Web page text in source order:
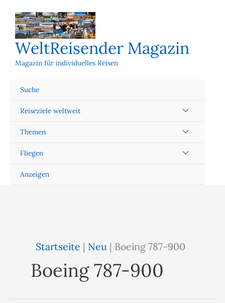
Inhalt
springen
WeltReisender Magazin
Magazin für individuelles Reisen
Suche
Reiseziele weltweit
Themen
Fliegen
Anzeigen
Startseite | Neu | Boeing 787-900
Boeing 787-900